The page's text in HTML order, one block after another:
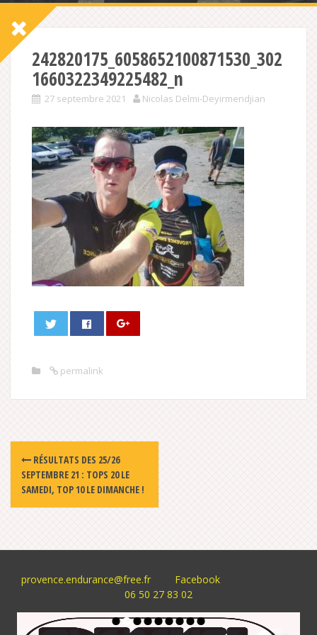
242820175_6058652100871530_302
1660322349225482_n
27 septembre 2021 Nicolas Delmi-Deyirmendjian
permalink
Post
navigation
RÉSULTATS DES 25/26
SEPTEMBRE 21 : TOPS 20 LE
SAMEDI, TOP 10 LE DIMANCHE !
provence.endurance@free.fr
Facebook
06 50 27 83 02